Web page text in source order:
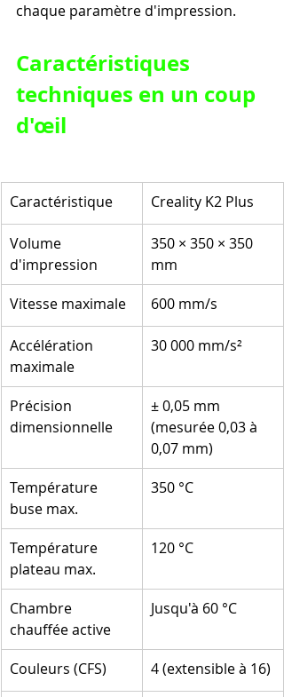
chaque paramètre d'impression.
Caractéristiques
techniques en un coup
d'œil
Caractéristique Creality K2 Plus
Volume
d'impression
350 × 350 × 350
mm
Vitesse maximale
600 mm/s
Accélération
maximale
30 000 mm/s²
Précision
dimensionnelle
± 0,05 mm
(mesurée 0,03 à
0,07 mm)
Température
buse max.
350 °C
Température
plateau max.
120 °C
Chambre
chauffée active
Jusqu'à 60 °C
Couleurs (CFS) 4 (extensible à 16)